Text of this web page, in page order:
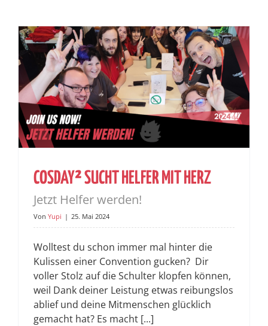
COSDAY² SUCHT HELFER MIT HERZ
Jetzt Helfer werden!
Von Yupi | 25. Mai 2024
Wolltest du schon immer mal hinter die
Kulissen einer Convention gucken? Dir
voller Stolz auf die Schulter klopfen können,
weil Dank deiner Leistung etwas reibungslos
ablief und deine Mitmenschen glücklich
gemacht hat? Es macht [...]